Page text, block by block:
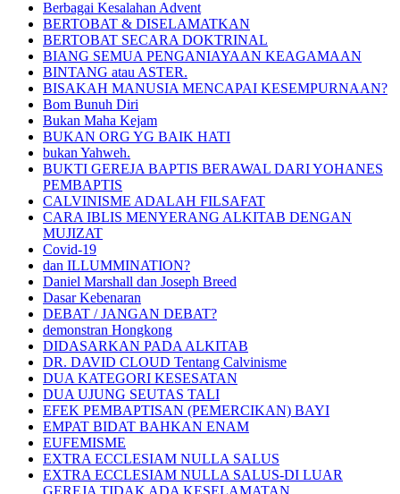
Berbagai Kesalahan Advent
BERTOBAT & DISELAMATKAN
BERTOBAT SECARA DOKTRINAL
BIANG SEMUA PENGANIAYAAN KEAGAMAAN
BINTANG atau ASTER.
BISAKAH MANUSIA MENCAPAI KESEMPURNAAN?
Bom Bunuh Diri
Bukan Maha Kejam
BUKAN ORG YG BAIK HATI
bukan Yahweh.
BUKTI GEREJA BAPTIS BERAWAL DARI YOHANES
PEMBAPTIS
CALVINISME ADALAH FILSAFAT
CARA IBLIS MENYERANG ALKITAB DENGAN
MUJIZAT
Covid-19
dan ILLUMMINATION?
Daniel Marshall dan Joseph Breed
Dasar Kebenaran
DEBAT / JANGAN DEBAT?
demonstran Hongkong
DIDASARKAN PADA ALKITAB
DR. DAVID CLOUD Tentang Calvinisme
DUA KATEGORI KESESATAN
DUA UJUNG SEUTAS TALI
EFEK PEMBAPTISAN (PEMERCIKAN) BAYI
EMPAT BIDAT BAHKAN ENAM
EUFEMISME
EXTRA ECCLESIAM NULLA SALUS
EXTRA ECCLESIAM NULLA SALUS-DI LUAR